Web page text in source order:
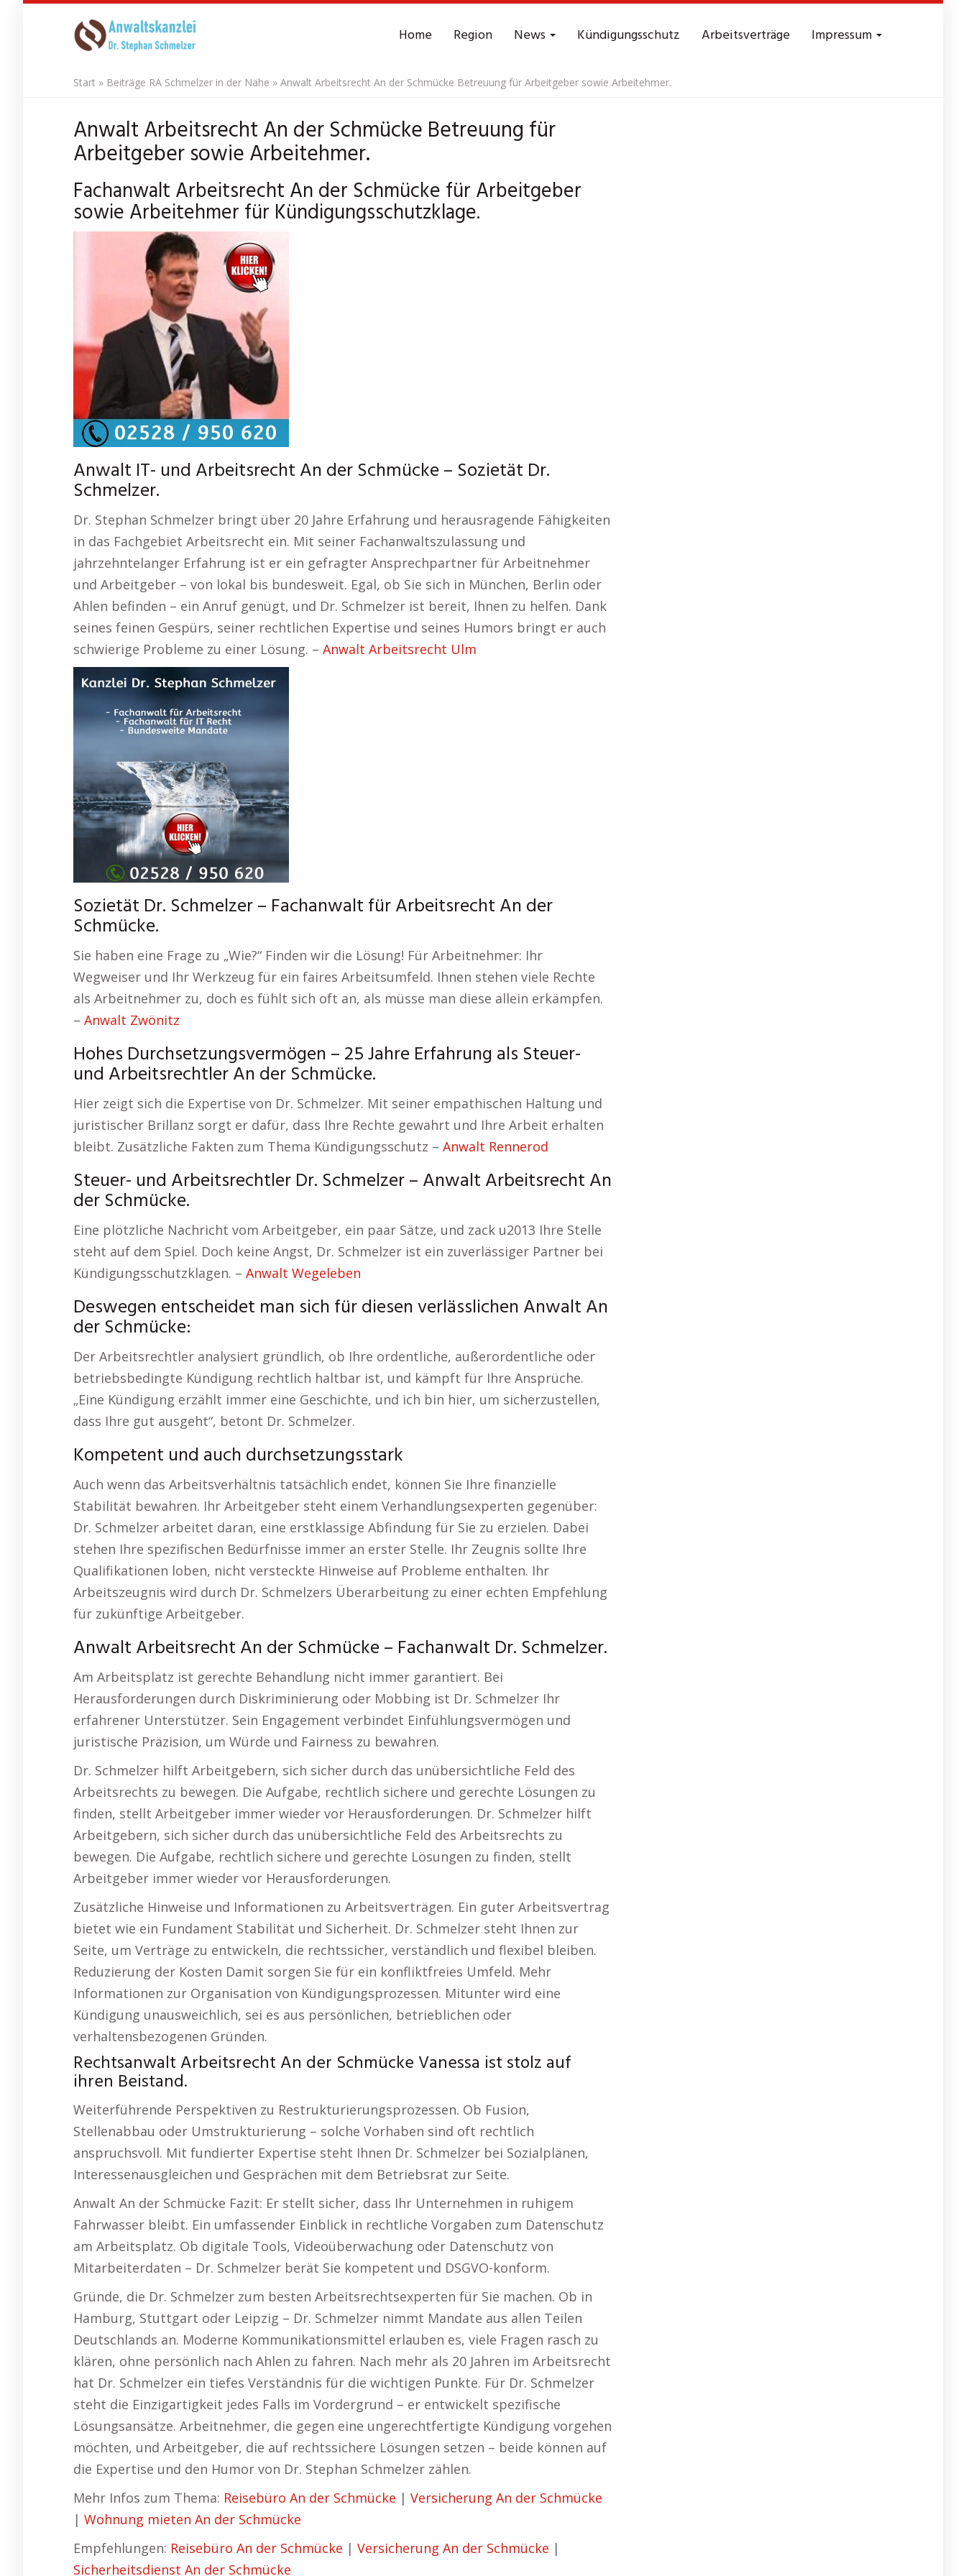
Home Region News Kündigungsschutz Arbeitsverträge Impressum
Start » Beiträge RA Schmelzer in der Nähe » Anwalt Arbeitsrecht An der Schmücke Betreuung für Arbeitgeber sowie Arbeitehmer.
Anwalt Arbeitsrecht An der Schmücke Betreuung für
Arbeitgeber sowie Arbeitehmer.
Fachanwalt Arbeitsrecht An der Schmücke für Arbeitgeber
sowie Arbeitehmer für Kündigungsschutzklage.
Anwalt IT- und Arbeitsrecht An der Schmücke – Sozietät Dr.
Schmelzer.
Dr. Stephan Schmelzer bringt über 20 Jahre Erfahrung und herausragende Fähigkeiten
in das Fachgebiet Arbeitsrecht ein. Mit seiner Fachanwaltszulassung und
jahrzehntelanger Erfahrung ist er ein gefragter Ansprechpartner für Arbeitnehmer
und Arbeitgeber – von lokal bis bundesweit. Egal, ob Sie sich in München, Berlin oder
Ahlen befinden – ein Anruf genügt, und Dr. Schmelzer ist bereit, Ihnen zu helfen. Dank
seines feinen Gespürs, seiner rechtlichen Expertise und seines Humors bringt er auch
schwierige Probleme zu einer Lösung. – Anwalt Arbeitsrecht Ulm
Sozietät Dr. Schmelzer – Fachanwalt für Arbeitsrecht An der
Schmücke.
Sie haben eine Frage zu „Wie?“ Finden wir die Lösung! Für Arbeitnehmer: Ihr
Wegweiser und Ihr Werkzeug für ein faires Arbeitsumfeld. Ihnen stehen viele Rechte
als Arbeitnehmer zu, doch es fühlt sich oft an, als müsse man diese allein erkämpfen.
– Anwalt Zwönitz
Hohes Durchsetzungsvermögen – 25 Jahre Erfahrung als Steuer-
und Arbeitsrechtler An der Schmücke.
Hier zeigt sich die Expertise von Dr. Schmelzer. Mit seiner empathischen Haltung und
juristischer Brillanz sorgt er dafür, dass Ihre Rechte gewahrt und Ihre Arbeit erhalten
bleibt. Zusätzliche Fakten zum Thema Kündigungsschutz – Anwalt Rennerod
Steuer- und Arbeitsrechtler Dr. Schmelzer – Anwalt Arbeitsrecht An
der Schmücke.
Eine plötzliche Nachricht vom Arbeitgeber, ein paar Sätze, und zack u2013 Ihre Stelle
steht auf dem Spiel. Doch keine Angst, Dr. Schmelzer ist ein zuverlässiger Partner bei
Kündigungsschutzklagen. – Anwalt Wegeleben
Deswegen entscheidet man sich für diesen verlässlichen Anwalt An
der Schmücke:
Der Arbeitsrechtler analysiert gründlich, ob Ihre ordentliche, außerordentliche oder
betriebsbedingte Kündigung rechtlich haltbar ist, und kämpft für Ihre Ansprüche.
„Eine Kündigung erzählt immer eine Geschichte, und ich bin hier, um sicherzustellen,
dass Ihre gut ausgeht“, betont Dr. Schmelzer.
Kompetent und auch durchsetzungsstark
Auch wenn das Arbeitsverhältnis tatsächlich endet, können Sie Ihre finanzielle
Stabilität bewahren. Ihr Arbeitgeber steht einem Verhandlungsexperten gegenüber:
Dr. Schmelzer arbeitet daran, eine erstklassige Abfindung für Sie zu erzielen. Dabei
stehen Ihre spezifischen Bedürfnisse immer an erster Stelle. Ihr Zeugnis sollte Ihre
Qualifikationen loben, nicht versteckte Hinweise auf Probleme enthalten. Ihr
Arbeitszeugnis wird durch Dr. Schmelzers Überarbeitung zu einer echten Empfehlung
für zukünftige Arbeitgeber.
Anwalt Arbeitsrecht An der Schmücke – Fachanwalt Dr. Schmelzer.
Am Arbeitsplatz ist gerechte Behandlung nicht immer garantiert. Bei
Herausforderungen durch Diskriminierung oder Mobbing ist Dr. Schmelzer Ihr
erfahrener Unterstützer. Sein Engagement verbindet Einfühlungsvermögen und
juristische Präzision, um Würde und Fairness zu bewahren.
Dr. Schmelzer hilft Arbeitgebern, sich sicher durch das unübersichtliche Feld des
Arbeitsrechts zu bewegen. Die Aufgabe, rechtlich sichere und gerechte Lösungen zu
finden, stellt Arbeitgeber immer wieder vor Herausforderungen. Dr. Schmelzer hilft
Arbeitgebern, sich sicher durch das unübersichtliche Feld des Arbeitsrechts zu
bewegen. Die Aufgabe, rechtlich sichere und gerechte Lösungen zu finden, stellt
Arbeitgeber immer wieder vor Herausforderungen.
Zusätzliche Hinweise und Informationen zu Arbeitsverträgen. Ein guter Arbeitsvertrag
bietet wie ein Fundament Stabilität und Sicherheit. Dr. Schmelzer steht Ihnen zur
Seite, um Verträge zu entwickeln, die rechtssicher, verständlich und flexibel bleiben.
Reduzierung der Kosten Damit sorgen Sie für ein konfliktfreies Umfeld. Mehr
Informationen zur Organisation von Kündigungsprozessen. Mitunter wird eine
Kündigung unausweichlich, sei es aus persönlichen, betrieblichen oder
verhaltensbezogenen Gründen.
Rechtsanwalt Arbeitsrecht An der Schmücke Vanessa ist stolz auf
ihren Beistand.
Weiterführende Perspektiven zu Restrukturierungsprozessen. Ob Fusion,
Stellenabbau oder Umstrukturierung – solche Vorhaben sind oft rechtlich
anspruchsvoll. Mit fundierter Expertise steht Ihnen Dr. Schmelzer bei Sozialplänen,
Interessenausgleichen und Gesprächen mit dem Betriebsrat zur Seite.
Anwalt An der Schmücke Fazit: Er stellt sicher, dass Ihr Unternehmen in ruhigem
Fahrwasser bleibt. Ein umfassender Einblick in rechtliche Vorgaben zum Datenschutz
am Arbeitsplatz. Ob digitale Tools, Videoüberwachung oder Datenschutz von
Mitarbeiterdaten – Dr. Schmelzer berät Sie kompetent und DSGVO-konform.
Gründe, die Dr. Schmelzer zum besten Arbeitsrechtsexperten für Sie machen. Ob in
Hamburg, Stuttgart oder Leipzig – Dr. Schmelzer nimmt Mandate aus allen Teilen
Deutschlands an. Moderne Kommunikationsmittel erlauben es, viele Fragen rasch zu
klären, ohne persönlich nach Ahlen zu fahren. Nach mehr als 20 Jahren im Arbeitsrecht
hat Dr. Schmelzer ein tiefes Verständnis für die wichtigen Punkte. Für Dr. Schmelzer
steht die Einzigartigkeit jedes Falls im Vordergrund – er entwickelt spezifische
Lösungsansätze. Arbeitnehmer, die gegen eine ungerechtfertigte Kündigung vorgehen
möchten, und Arbeitgeber, die auf rechtssichere Lösungen setzen – beide können auf
die Expertise und den Humor von Dr. Stephan Schmelzer zählen.
Mehr Infos zum Thema: Reisebüro An der Schmücke | Versicherung An der Schmücke
| Wohnung mieten An der Schmücke
Empfehlungen: Reisebüro An der Schmücke | Versicherung An der Schmücke |
Sicherheitsdienst An der Schmücke